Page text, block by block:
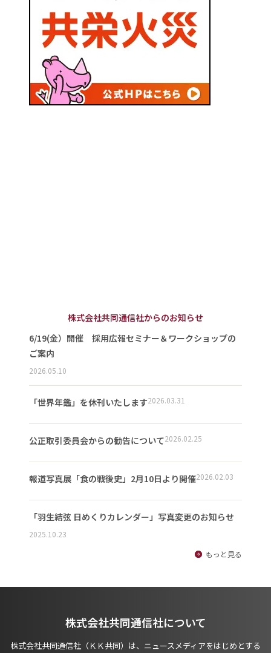
株式会社共同通信社からのお知らせ
6/19(金）開催 採用広報セミナー＆ワークショップの
ご案内
2026.05.10
「世界年鑑」を休刊いたします2026.03.31
公正取引委員会からの勧告について2026.02.25
報道写真展「食の戦後史」2月10日より開催2026.02.03
「羽生結弦 日めくりカレンダー」写真変更のお知らせ
2025.10.23
もっと見る
株式会社共同通信社について
株式会社共同通信社（ＫＫ共同）は、ニュースメディアをはじめとする